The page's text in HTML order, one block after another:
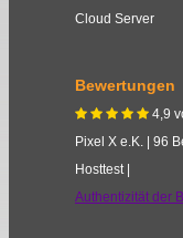
Cloud Server
Bewertungen
     4,9
Pixel X e.K.
96
Hosttest |
Authentizität der